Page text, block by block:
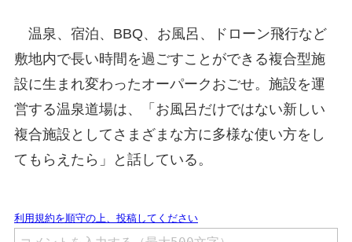
温泉、宿泊、BBQ、お風呂、ドローン飛行など
敷地内で長い時間を過ごすことができる複合型施
設に生まれ変わったオーパークおごせ。施設を運
営する温泉道場は、「お風呂だけではない新しい
複合施設としてさまざまな方に多様な使い方をし
てもらえたら」と話している。